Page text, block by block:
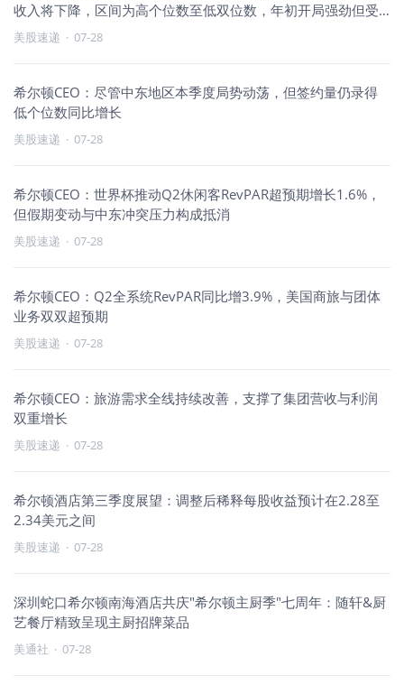
收入将下降，区间为高个位数至低双位数，年初开局强劲但受
冲突影响，后续复苏预期较为保守
美股速递 · 07-28
希尔顿CEO：尽管中东地区本季度局势动荡，但签约量仍录得
低个位数同比增长
美股速递 · 07-28
希尔顿CEO：世界杯推动Q2休闲客RevPAR超预期增长1.6%，
但假期变动与中东冲突压力构成抵消
美股速递 · 07-28
希尔顿CEO：Q2全系统RevPAR同比增3.9%，美国商旅与团体
业务双双超预期
美股速递 · 07-28
希尔顿CEO：旅游需求全线持续改善，支撑了集团营收与利润
双重增长
美股速递 · 07-28
希尔顿酒店第三季度展望：调整后稀释每股收益预计在2.28至
2.34美元之间
美股速递 · 07-28
深圳蛇口希尔顿南海酒店共庆"希尔顿主厨季"七周年：随轩&厨
艺餐厅精致呈现主厨招牌菜品
美通社 · 07-28